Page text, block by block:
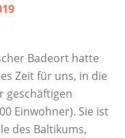
Badeort hatte
Zeit für uns, in die
geschäftigen
Einwohner). Sie ist
des Baltikums,